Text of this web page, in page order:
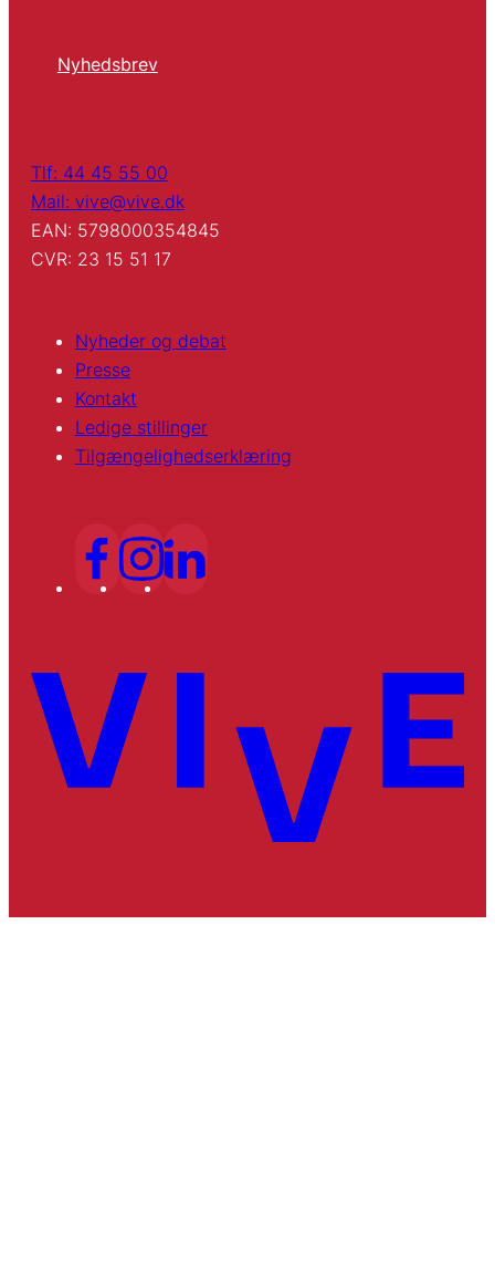
Nyhedsbrev
Tlf: 44 45 55 00
Mail: vive@vive.dk
EAN: 5798000354845
CVR: 23 15 51 17
Nyheder og debat
Presse
Kontakt
Ledige stillinger
Tilgængelighedserklæring